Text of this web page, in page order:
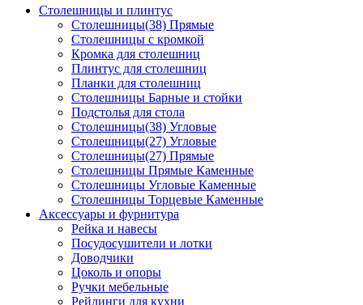
Столешницы и плинтус
Столешницы(38) Прямые
Столешницы с кромкой
Кромка для столешниц
Плинтус для столешниц
Планки для столешниц
Столешницы Барные и стойки
Подстолья для стола
Столешницы(38) Угловые
Столешницы(27) Угловые
Столешницы(27) Прямые
Столешницы Прямые Каменные
Столешницы Угловые Каменные
Столешницы Торцевые Каменные
Аксессуары и фурнитура
Рейка и навесы
Посудосушители и лотки
Доводчики
Цоколь и опоры
Ручки мебельные
Рейлинги для кухни